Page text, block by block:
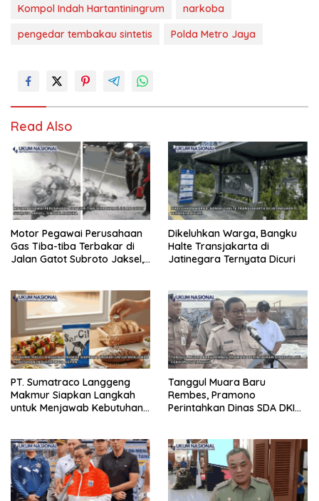
Kompol Indah Hartantiningrum
narkoba
pengedar tembakau sintetis
Polda Metro Jaya
Read Also
Motor Pegawai Perusahaan
Gas Tiba-tiba Terbakar di
Jalan Gatot Subroto Jaksel,
Dikeluhkan Warga, Bangku
Halte Transjakarta di
Jatinegara Ternyata Dicuri
PT. Sumatraco Langgeng
Makmur Siapkan Langkah
untuk Menjawab Kebutuhan
Tanggul Muara Baru
Rembes, Pramono
Perintahkan Dinas SDA DKI